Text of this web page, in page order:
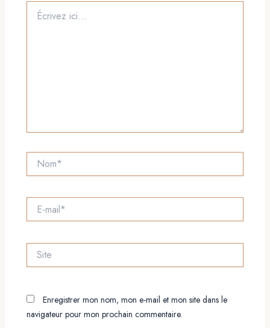
Écrivez
ici…
Nom*
mail*
Site
Enregistrer mon nom, mon e-mail et mon site dans le
navigateur pour mon prochain commentaire.